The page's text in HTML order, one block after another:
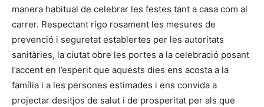
manera habitual de celebrar les festes tant a casa com al
carrer. Respectant rigo rosament les mesures de
prevenció i seguretat establertes per les autoritats
sanitàries, la ciutat obre les portes a la celebració posant
l’accent en l’esperit que aquests dies ens acosta a la
família i a les persones estimades i ens convida a
projectar desitjos de salut i de prosperitat per als que